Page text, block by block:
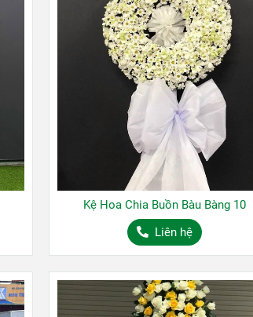
Kệ Hoa Chia Buồn Bàu Bàng 10
Liên hệ